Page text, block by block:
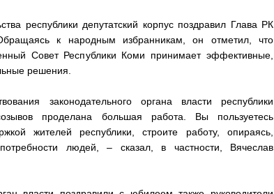
республики депутатский корпус поздравил Глава РК
к народным избранникам, он отметил, что
Совет Республики Коми принимает эффективные,
решения.
законодательного органа власти республики
проделана большая работа. Вы пользуетесь
жителей республики, строите работу, опираясь,
людей, – сказал, в частности, Вячеслав